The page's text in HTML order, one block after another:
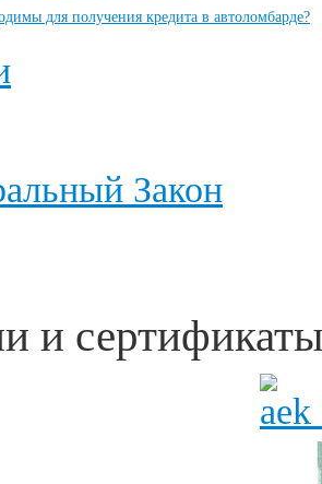
для получения кредита в автоломбарде?
Закон
и